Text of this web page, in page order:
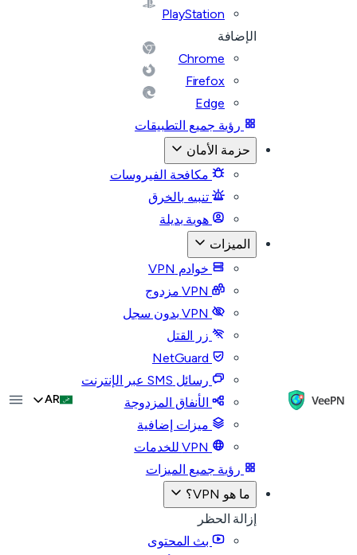
PlayStation
الإضافة
Chrome
Firefox
Edge
رؤية جميع التطبيقات
حزمة الأمان
مكافحة الفيروسات
تنبيه بالخرق
هوية بديلة
الميزات
خوادم VPN
VPN مزدوج
VPN بدون سجل
زر القتل
NetGuard
رسائل SMS عبر الإنترنت
الأنفاق المزدوجة
ميزات إضافية
VPN للخدمات
رؤية جميع الميزات
ما هو VPN؟
إزالة الحظر
بث المحتوى
AR